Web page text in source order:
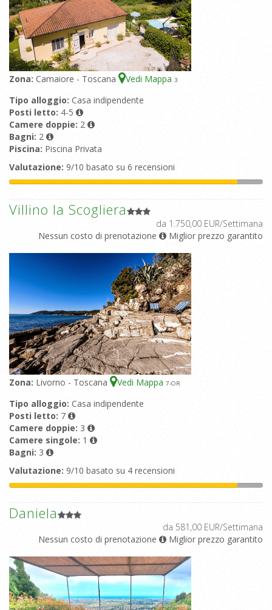
Zona: Camaiore - Toscana Vedi Mappa 3
Tipo alloggio: Casa indipendente
Posti letto: 4-5
Camere doppie: 2
Bagni: 2
Piscina: Piscina Privata
Valutazione: 9/10 basato su 6 recensioni
Villino la Scogliera
da 1.750,00 EUR/Settimana
Nessun costo di prenotazione
Miglior prezzo garantito
Zona: Livorno - Toscana Vedi Mappa 7-OR
Tipo alloggio: Casa indipendente
Posti letto: 7
Camere doppie: 3
Camere singole: 1
Bagni: 3
Valutazione: 9/10 basato su 4 recensioni
Daniela
da 581,00 EUR/Settimana
Nessun costo di prenotazione
Miglior prezzo garantito